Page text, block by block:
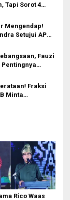
Tapi Sorot 4
82%, SILPA
dan
Mengendap!
Setujui APBD
Kritis
Fauzi
Pentingnya
Fraksi
Minta
Rico Waas